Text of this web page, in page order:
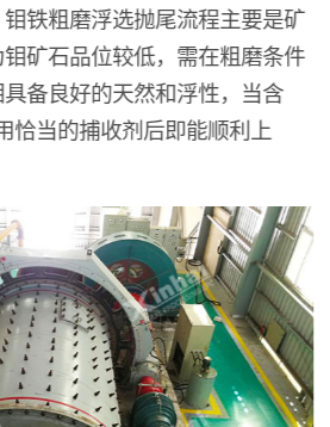
钼铁粗磨浮选抛尾流程主要是矿
矿石品位较低，需在粗磨条件
备良好的天然和浮性，当含
恰当的捕收剂后即能顺利上